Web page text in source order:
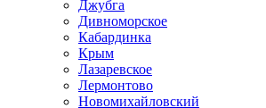
Джубга
Дивноморское
Кабардинка
Крым
Лазаревское
Лермонтово
Новомихайловский